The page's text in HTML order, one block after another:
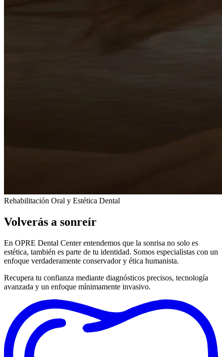
Rehabilitación Oral y Estética Dental
Volverás a sonreír
En OPRE Dental Center entendemos que la sonrisa no solo es
estética, también es parte de tu identidad. Somos especialistas con un
enfoque verdaderamente conservador y ética humanista.
Recupera tu confianza mediante diagnósticos precisos, tecnología
avanzada y un enfoque mínimamente invasivo.